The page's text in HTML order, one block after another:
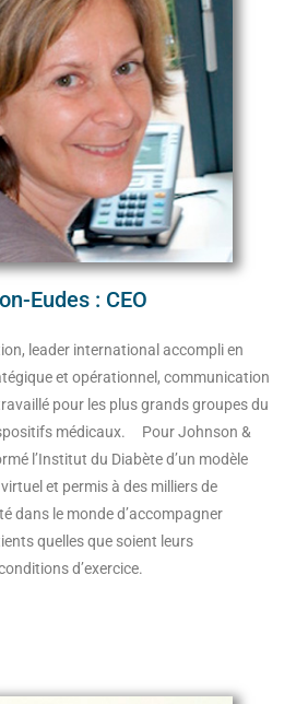
Eudes : CEO
leader international accompli en
et opérationnel, communication
pour les plus grands groupes du
médicaux. Pour Johnson &
l’Institut du Diabète d’un modèle
et permis à des milliers de
dans le monde d’accompagner
quelles que soient leurs
d’exercice.